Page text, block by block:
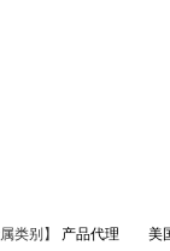
属类别】 产品代理
美